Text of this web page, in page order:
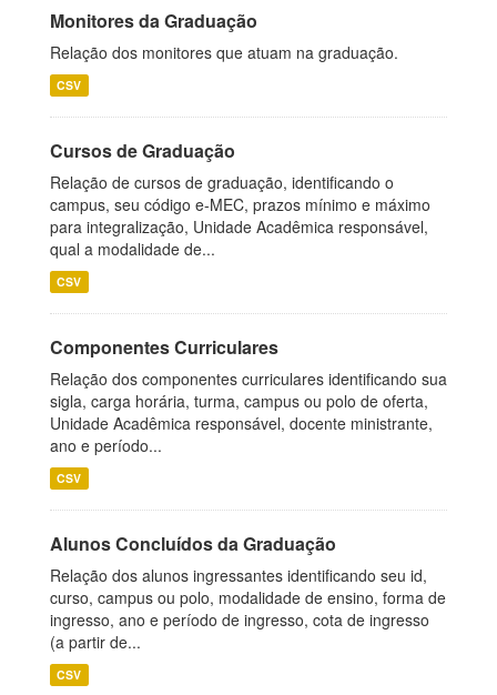
Monitores da Graduação
Relação dos monitores que atuam na graduação.
CSV
Cursos de Graduação
Relação de cursos de graduação, identificando o
campus, seu código e-MEC, prazos mínimo e máximo
para integralização, Unidade Acadêmica responsável,
qual a modalidade de...
CSV
Componentes Curriculares
Relação dos componentes curriculares identificando sua
sigla, carga horária, turma, campus ou polo de oferta,
Unidade Acadêmica responsável, docente ministrante,
ano e período...
CSV
Alunos Concluídos da Graduação
Relação dos alunos ingressantes identificando seu id,
curso, campus ou polo, modalidade de ensino, forma de
ingresso, ano e período de ingresso, cota de ingresso
(a partir de...
CSV